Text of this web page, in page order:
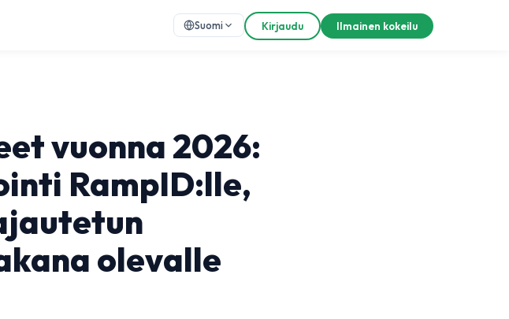
Suomi Kirjaudu Ilmainen kokeilu
vuonna 2026:
RampID:lle,
olevalle